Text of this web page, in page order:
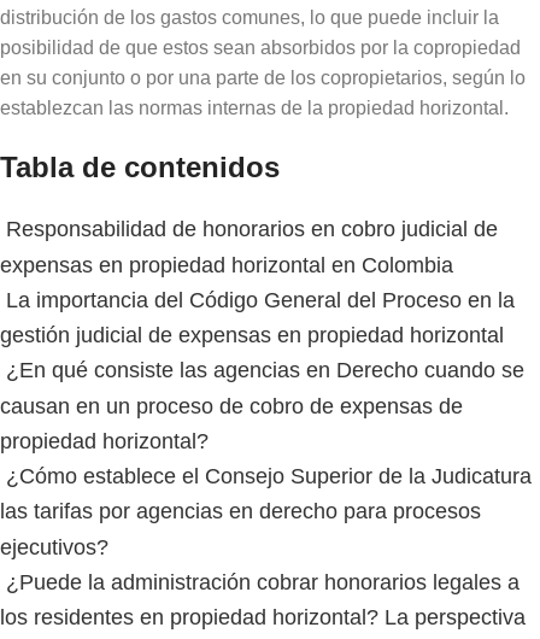
distribución de los gastos comunes, lo que puede incluir la
posibilidad de que estos sean absorbidos por la copropiedad
en su conjunto o por una parte de los copropietarios, según lo
establezcan las normas internas de la propiedad horizontal.
Tabla de contenidos
Responsabilidad de honorarios en cobro judicial de
expensas en propiedad horizontal en Colombia
La importancia del Código General del Proceso en la
gestión judicial de expensas en propiedad horizontal
¿En qué consiste las agencias en Derecho cuando se
causan en un proceso de cobro de expensas de
propiedad horizontal?
¿Cómo establece el Consejo Superior de la Judicatura
las tarifas por agencias en derecho para procesos
ejecutivos?
¿Puede la administración cobrar honorarios legales a
los residentes en propiedad horizontal? La perspectiva